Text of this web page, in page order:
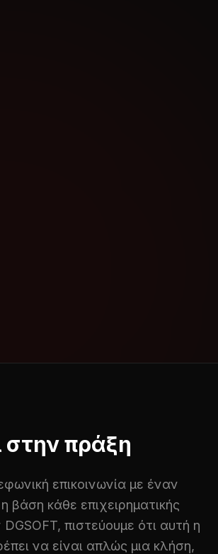
στην πράξη
επικοινωνία με έναν
βάση κάθε επιχειρηματικής
πιστεύουμε ότι αυτή η
να είναι απλώς μια κλήση,